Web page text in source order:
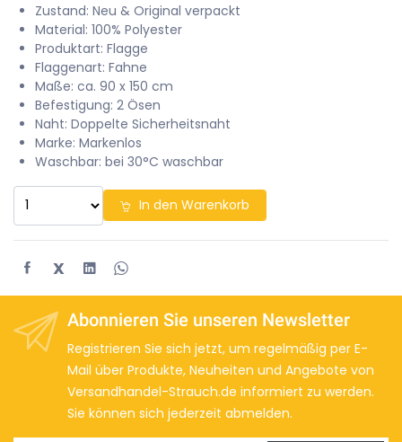
Zustand: Neu & Original verpackt
Material: 100% Polyester
Produktart: Flagge
Flaggenart: Fahne
Maße: ca. 90 x 150 cm
Befestigung: 2 Ösen
Naht: Doppelte Sicherheitsnaht
Marke: Markenlos
Waschbar: bei 30°C waschbar
In den Warenkorb
X
Abonnieren Sie unseren Newsletter
Registrieren Sie sich jetzt, um regelmäßig per E-
Mail über Produkte, Neuheiten und Angebote von
Versandhandel-Strauch.de informiert zu werden.
Sie können sich jederzeit abmelden.